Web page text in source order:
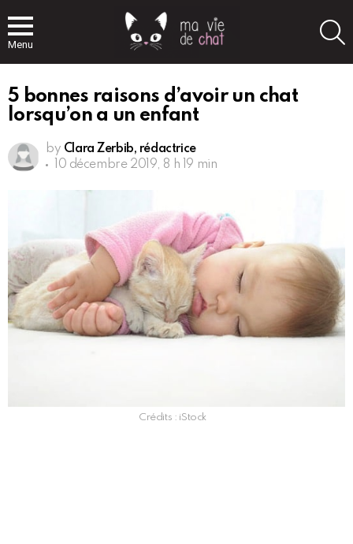
Menu
5 bonnes raisons d’avoir un chat
lorsqu’on a un enfant
by Clara Zerbib, rédactrice
10 décembre 2019, 8 h 19 min
Crédits : iStock